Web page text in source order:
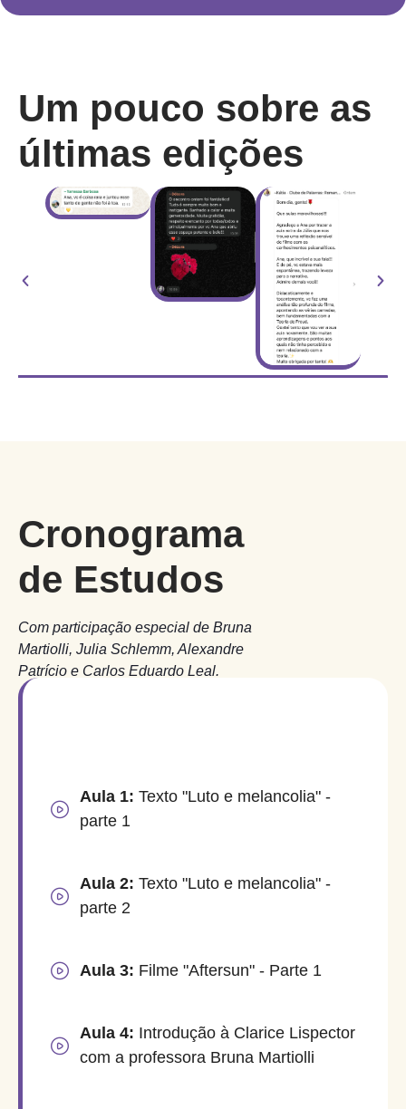
Um pouco sobre as
últimas edições
Cronograma
de Estudos
Com participação especial de Bruna
Martiolli, Julia Schlemm, Alexandre
Patrício e Carlos Eduardo Leal.
Aula 1: Texto "Luto e melancolia" -
parte 1
Aula 2: Texto "Luto e melancolia" -
parte 2
Aula 3: Filme "Aftersun" - Parte 1
Aula 4: Introdução à Clarice Lispector
com a professora Bruna Martiolli